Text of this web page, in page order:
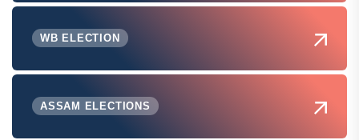
WB ELECTION
ASSAM ELECTIONS